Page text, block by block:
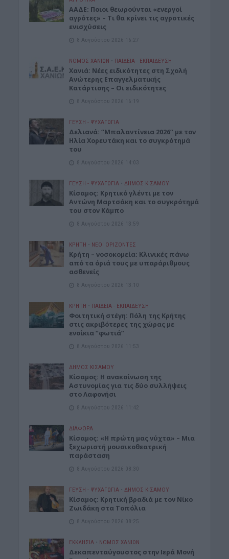
ΑΑΔΕ: Ποιοι θεωρούνται «ενεργοί
αγρότες» – Τι θα κρίνει τις αγροτικές
ενισχύσεις
8 Αυγούστου 2026 16:27
ΝΟΜΌΣ ΧΑΝΊΩΝ • ΠΑΙΔΕΙΑ - ΕΚΠΑΙΔΕΥΣΗ
Χανιά: Νέες ειδικότητες στη Σχολή
Ανώτερης Επαγγελματικής
Κατάρτισης – Οι ειδικότητες
8 Αυγούστου 2026 16:19
ΓΕΎΣΗ - ΨΥΧΑΓΩΓΊΑ
Δελιανά: “Μπαλαντίνεια 2026” με τον
Ηλία Χορευτάκη και το συγκρότημά
του
8 Αυγούστου 2026 14:03
ΓΕΎΣΗ - ΨΥΧΑΓΩΓΊΑ • ΔΉΜΟΣ ΚΙΣΆΜΟΥ
Kίσαμος: Κρητικό γλέντι με τον
Αντώνη Μαρτσάκη και το συγκρότημά
του στον Κάμπο
8 Αυγούστου 2026 13:59
ΚΡΗΤΗ • ΝΕΟΙ ΟΡΙΖΟΝΤΕΣ
Κρήτη – νοσοκομεία: Κλινικές πάνω
από τα όριά τους με υπαράριθμους
ασθενείς
8 Αυγούστου 2026 13:10
ΚΡΗΤΗ • ΠΑΙΔΕΙΑ - ΕΚΠΑΙΔΕΥΣΗ
Φοιτητική στέγη: Πόλη της Κρήτης
στις ακριβότερες της χώρας με
ενοίκια “φωτιά”
8 Αυγούστου 2026 11:53
ΔΉΜΟΣ ΚΙΣΆΜΟΥ
Κίσαμος: Η ανακοίνωση της
Αστυνομίας για τις δύο συλλήψεις
στο Λαφονήσι
8 Αυγούστου 2026 11:42
ΔΙΆΦΟΡΑ
Κίσαμος: «Η πρώτη μας νύχτα» – Μια
ξεχωριστή μουσικοθεατρική
παράσταση
8 Αυγούστου 2026 08:30
ΓΕΎΣΗ - ΨΥΧΑΓΩΓΊΑ • ΔΉΜΟΣ ΚΙΣΆΜΟΥ
Kίσαμος: Κρητική βραδιά με τον Νίκο
Ζωιδάκη στα Τοπόλια
8 Αυγούστου 2026 08:25
ΕΚΚΛΗΣΙΑ • ΝΟΜΌΣ ΧΑΝΊΩΝ
Δεκαπενταύγουστος στην Ιερά Μονή